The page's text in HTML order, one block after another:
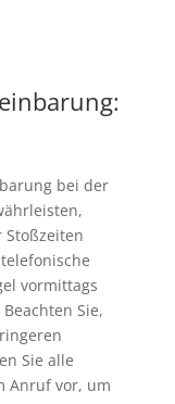
bei der
vormittags
Sie,
Sie alle
Anruf vor, um